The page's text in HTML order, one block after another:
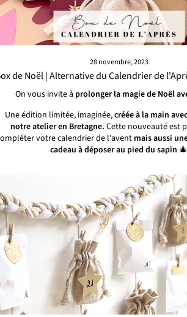
28 novembre, 2023
de Noël | Alternative du Calendrier de
On vous invite à prolonger la magie de Noël
Une édition limitée, imaginée,créée à la main
notre atelier en Bretagne. Cette nouveauté est
votre calendrier de l'avent mais aussi
cadeau à déposer au pied du sapin 🎄